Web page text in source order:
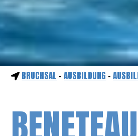
BRUCHSAL -AUSBILDUNG -